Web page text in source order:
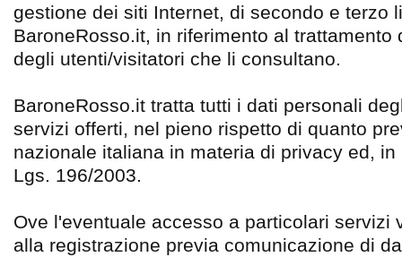
gestione dei siti Internet, di secondo e terzo
BaroneRosso.it, in riferimento al trattamento
degli utenti/visitatori che li consultano.
BaroneRosso.it tratta tutti i dati personali
servizi offerti, nel pieno rispetto di quanto
nazionale italiana in materia di privacy ed,
Lgs. 196/2003.
Ove l'eventuale accesso a particolari servizi
alla registrazione previa comunicazione di